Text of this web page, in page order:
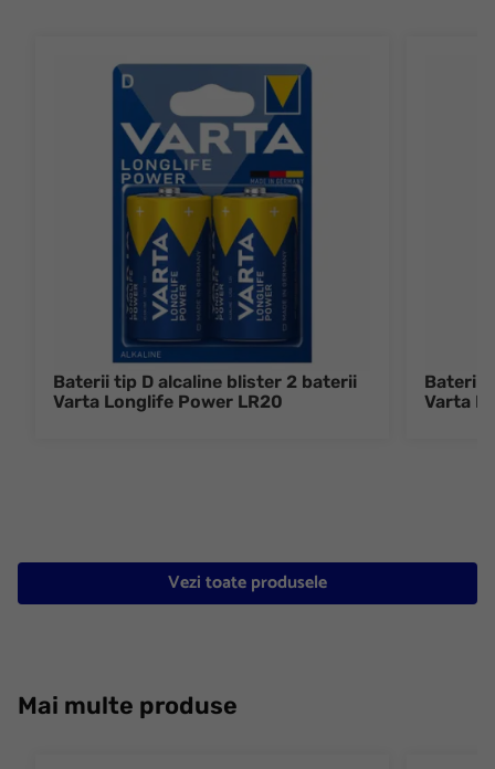
Baterii tip D alcaline blister 2 baterii
Varta Longlife Power LR20
Baterii
Varta
Vezi toate produsele
Mai multe produse